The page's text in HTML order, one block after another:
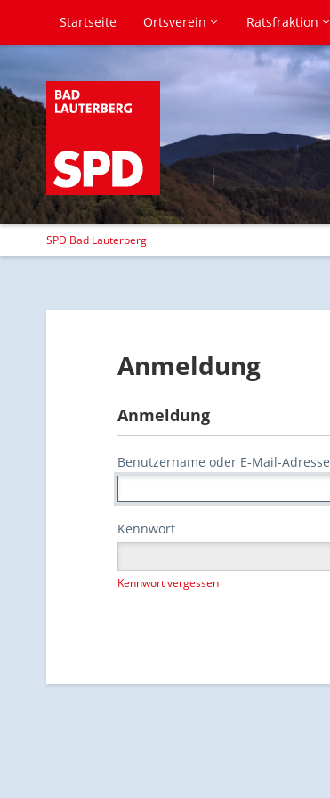
Startseite Ortsverein Ratsfraktion
SPD Bad Lauterberg
Anmeldung
Anmeldung
Benutzername oder E-Mail-Adresse
Kennwort
Kennwort vergessen